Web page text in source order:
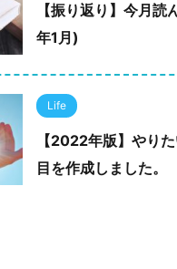
【振り返り】今月
年1月)
Life
【2022年版】やり
目を作成しました。